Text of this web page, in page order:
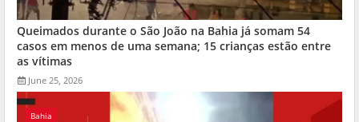
Queimados durante o São João na Bahia já somam 54
casos em menos de uma semana; 15 crianças estão entre
as vítimas
June 25, 2026
Bahia